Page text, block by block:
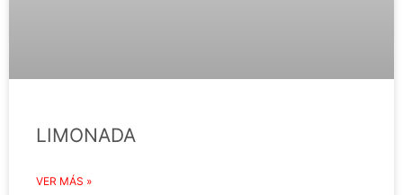
LIMONADA
VER MÁS »